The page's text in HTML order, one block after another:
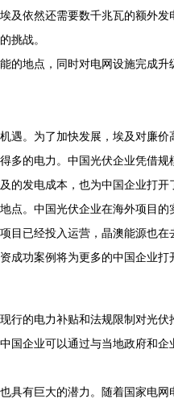
及依然还需要数千兆瓦的额外
挑战。
的地点，同时对电网设施完成
遇。为了加快发展，埃及对廉
多的电力。中国光伏企业凭借规
发电成本，也为中国企业打开
点。中国光伏企业在海外项目的
目已经投入运营，晶澳能源也在
功案例将为更多的中国企业打
行的电力补贴和法规限制对光
国企业可以通过与当地政府和企
具有巨大的潜力。随着国家电